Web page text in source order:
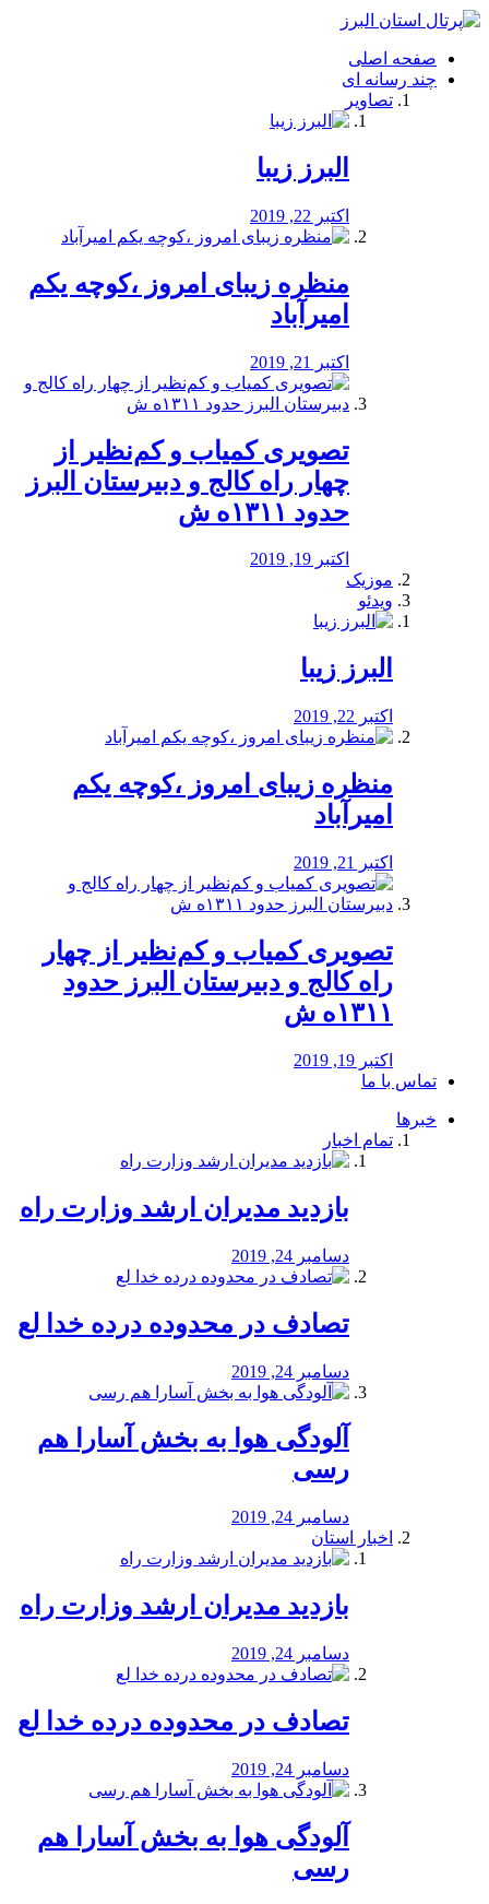
فصد
شرق
تهران
خشکشویی
صفحه اصلی
چند رسانه ای
تصاویر
البرز زیبا
اکتبر 22, 2019
منظره‌‌ زیبای امروز ،کوچه یکم
امیرآباد
اکتبر 21, 2019
️تصویری کمیاب و کم‌نظیر از
چهار راه كالج و دبيرستان البرز
حدود ۱۳۱۱ه ش
اکتبر 19, 2019
موزیک
ویدئو
البرز زیبا
اکتبر 22, 2019
منظره‌‌ زیبای امروز ،کوچه یکم
امیرآباد
اکتبر 21, 2019
️تصویری کمیاب و کم‌نظیر از چهار
راه كالج و دبيرستان البرز حدود
۱۳۱۱ه ش
اکتبر 19, 2019
تماس با ما
خبرها
تمام اخبار
بازدید مدیران ارشد وزارت راه
دسامبر 24, 2019
تصادف در محدوده درده خدا لع
دسامبر 24, 2019
آلودگی هوا به بخش آسارا هم
رسی
دسامبر 24, 2019
اخبار استان
بازدید مدیران ارشد وزارت راه
دسامبر 24, 2019
تصادف در محدوده درده خدا لع
دسامبر 24, 2019
آلودگی هوا به بخش آسارا هم
رسی